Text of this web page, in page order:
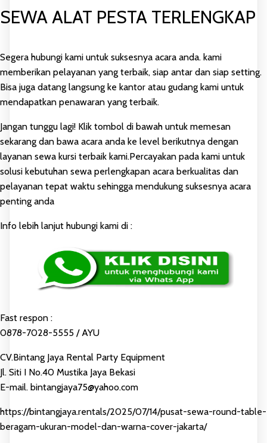
SEWA ALAT PESTA TERLENGKAP
Segera hubungi kami untuk suksesnya acara anda. kami
memberikan pelayanan yang terbaik, siap antar dan siap setting.
Bisa juga datang langsung ke kantor atau gudang kami untuk
mendapatkan penawaran yang terbaik.
Jangan tunggu lagi! Klik tombol di bawah untuk memesan
sekarang dan bawa acara anda ke level berikutnya dengan
layanan sewa kursi terbaik kami.Percayakan pada kami untuk
solusi kebutuhan sewa perlengkapan acara berkualitas dan
pelayanan tepat waktu sehingga mendukung suksesnya acara
penting anda
Info lebih lanjut hubungi kami di :
Fast respon :
0878-7028-5555 / AYU
CV.Bintang Jaya Rental Party Equipment
Jl. Siti I No.40 Mustika Jaya Bekasi
E-mail. bintangjaya75@yahoo.com
https://bintangjaya.rentals/2025/07/14/pusat-sewa-round-table-
beragam-ukuran-model-dan-warna-cover-jakarta/